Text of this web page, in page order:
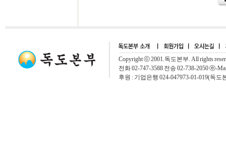
Copyright ⓒ 2001.독도본부. All rights
전화 02-747-3588 전송 02-738-2050 ⓔ-
후원 : 기업은행 024-047973-01-019(독도